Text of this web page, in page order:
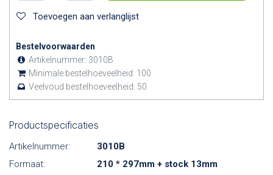
Toevoegen aan verlanglijst
Bestelvoorwaarden
Artikelnummer: 3010B
Minimale bestelhoeveelheid: 100
Veelvoud bestelhoeveelheid: 50
Productspecificaties
Artikelnummer:
3010B
Formaat:
210 * 297mm + stock 13mm